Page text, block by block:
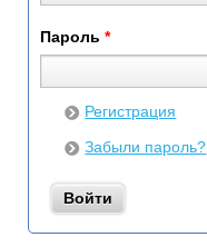
Пароль *
Регистрация
Забыли пароль?